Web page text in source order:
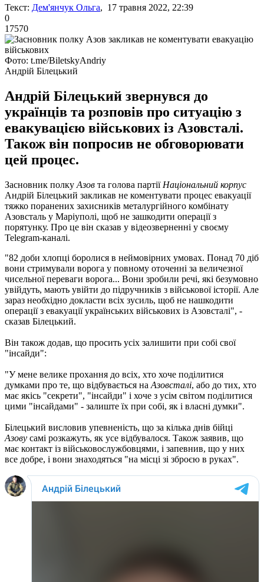
Текст: Дем'янчук Ольга, 17 травня 2022, 22:39
0
17570
Фото: t.me/BiletskyAndriy
Андрій Білецький
Андрій Білецький звернувся до
українців та розповів про ситуацію з
евакувацією військових із Азовсталі.
Також він попросив не обговорювати
цей процес.
Засновник полку Азов та голова партії Національний корпус
Андрій Білецький закликав не коментувати процес евакуації
тяжко поранених захисників металургійного комбінату
Азовсталь у Маріуполі, щоб не зашкодити операції з
порятунку. Про це він сказав у відеозверненні у своєму
Telegram-каналі.
"82 доби хлопці боролися в неймовірних умовах. Понад 70 діб
вони стримували ворога у повному оточенні за величезної
чисельної переваги ворога... Вони зробили речі, які безумовно
увійдуть, мають увійти до підручників з військової історії. Але
зараз необхідно докласти всіх зусиль, щоб не нашкодити
операції з евакуації українських військових із Азовсталі", -
сказав Білецький.
Він також додав, що просить усіх залишити при собі свої
"інсайди":
"У мене велике прохання до всіх, хто хоче поділитися
думками про те, що відбувається на Азовсталі, або до тих, хто
має якісь "секрети", "інсайди" і хоче з усім світом поділитися
цими "інсайдами" - залиште їх при собі, як і власні думки".
Білецький висловив упевненість, що за кілька днів бійці
Азову самі розкажуть, як усе відбувалося. Також заявив, що
має контакт із військовослужбовцями, і запевнив, що у них
все добре, і вони знаходяться "на місці зі зброєю в руках".